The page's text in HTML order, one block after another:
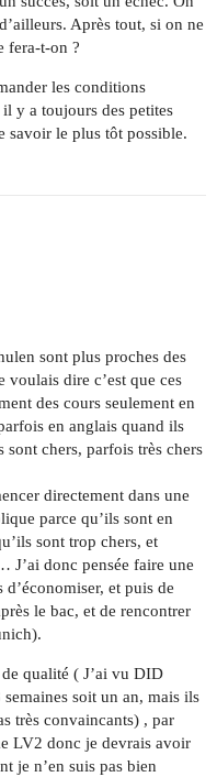
Après tout, si on ne
fera-t-on ?
les conditions
y a toujours des petites
savoir le plus tôt possible.
sont plus proches des
voulais dire c’est que ces
des cours seulement en
en anglais quand ils
chers, parfois très chers
directement dans une
parce qu’ils sont en
sont trop chers, et
J’ai donc pensée faire une
et puis de
le bac, et de rencontrer
qualité ( J’ai vu DID
soit un an, mais ils
très convaincants) , par
LV2 donc je devrais avoir
je n’en suis pas bien